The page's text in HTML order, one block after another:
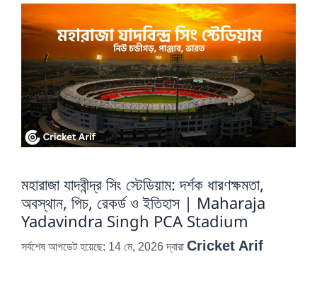
মহারাজা যাদবীন্দ্র সিং স্টেডিয়াম: দর্শক ধারণক্ষমতা,
অবস্থান, পিচ, রেকর্ড ও ইতিহাস | Maharaja
Yadavindra Singh PCA Stadium
সর্বশেষ আপডেট হয়েছে: 14 মে, 2026দ্বারা Cricket Arif